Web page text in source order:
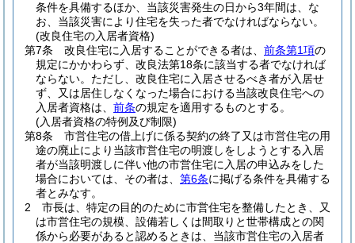
条件を具備するほか、当該災害発生の日から3年間は、な
お、当該災害により住宅を失った者でなければならない。
(改良住宅の入居者資格)
第7条
改良住宅に入居することができる者は、 前条第1項の
規定にかかわらず、改良法第18条に該当する者でなければ
ならない。 ただし、改良住宅に入居させるべき者が入居せ
ず、又は居住しなくなった場合における当該改良住宅への
入居者資格は、 前条の規定を適用するものとする。
(入居者資格の特例及び制限)
第8条
市営住宅の借上げに係る契約の終了又は市営住宅の用
途の廃止により当該市営住宅の明渡しをしようとする入居
者が当該明渡しに伴い他の市営住宅に入居の申込みをした
場合においては、その者は、 第6条に掲げる条件を具備する
者とみなす。
2
市長は、特定の目的のために市営住宅を整備したとき、又
は市営住宅の規模、設備若しくは間取りと世帯構成との関
係から必要があると認めるときは、当該市営住宅の入居者